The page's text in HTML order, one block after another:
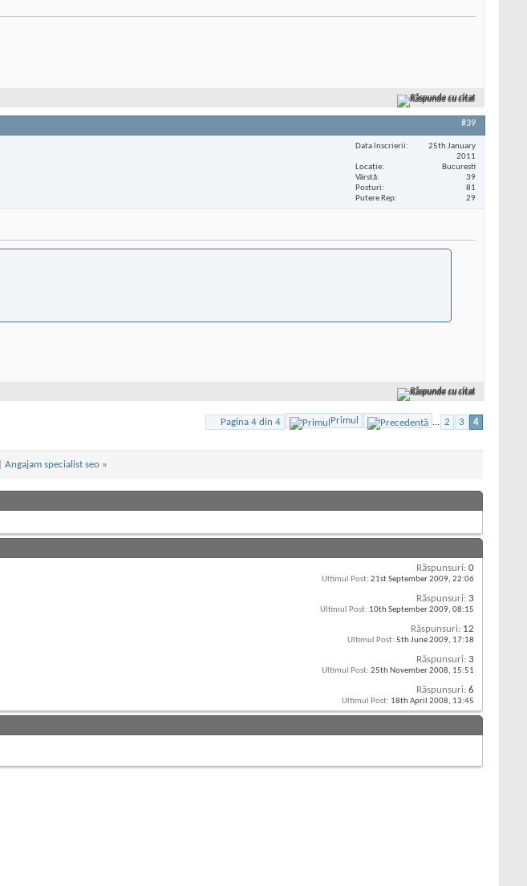
Răspunde cu citat
#39
Data înscrierii
25th January
2011
Locaţie
Bucuresti
Vârstă
39
Posturi
81
Putere Rep
29
Răspunde cu citat
Pagina 4 din 4 Primul ... 2 3 4
Angajam specialist seo »
Răspunsuri: 0
Ultimul Post: 21st September 2009, 22:06
Răspunsuri: 3
Ultimul Post: 10th September 2009, 08:15
Răspunsuri: 12
Ultimul Post: 5th June 2009, 17:18
Răspunsuri: 3
Ultimul Post: 25th November 2008, 15:51
Răspunsuri: 6
Ultimul Post: 18th April 2008, 13:45